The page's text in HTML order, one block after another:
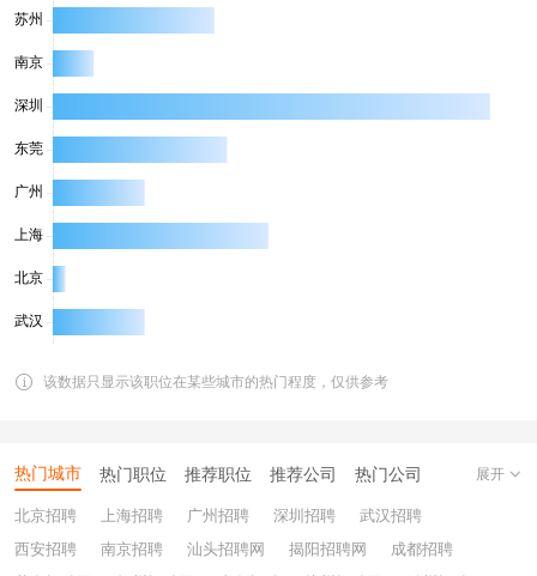
该数据只显示该职位在某些城市的热门程度，仅供参考
热门城市 热门职位 推荐职位 推荐公司 热门公司
北京招聘 上海招聘 广州招聘 深圳招聘
武汉招聘
西安招聘
南京招聘 汕头招聘网 揭阳招聘网
成都招聘
展开